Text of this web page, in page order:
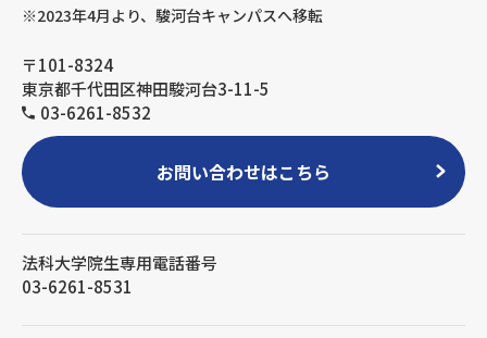
※2023年4月より、駿河台キャンパスへ移転
〒101-8324
東京都千代田区神田駿河台3-11-5
03-6261-8532
お問い合わせはこちら
法科大学院生専用電話番号
03-6261-8531